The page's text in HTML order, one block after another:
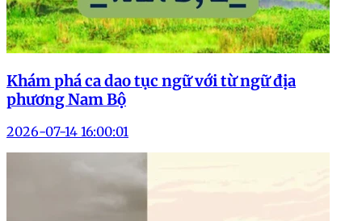
Khám phá ca dao tục ngữ với từ ngữ địa
phương Nam Bộ
2026-07-14 16:00:01